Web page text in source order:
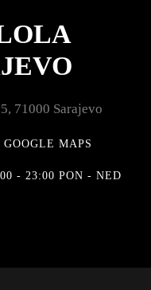
71000 Sarajevo
MAPS
- 23:00 PON - NED